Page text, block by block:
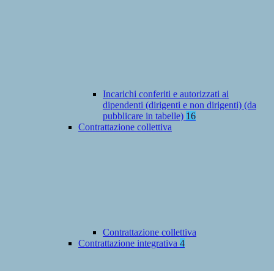
Incarichi conferiti e autorizzati ai
dipendenti (dirigenti e non dirigenti) (da
pubblicare in tabelle) 16
Contrattazione collettiva
Contrattazione collettiva
Contrattazione integrativa 4